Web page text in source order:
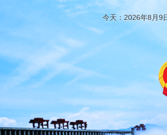
今天：2026年8月9